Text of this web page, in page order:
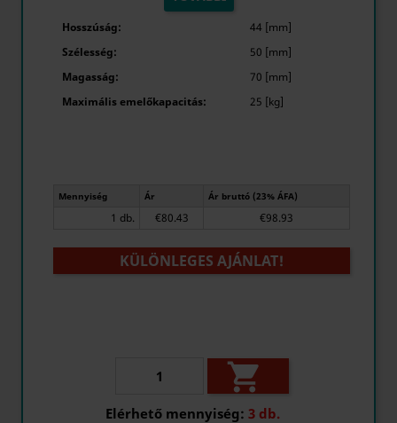
Hosszúság:
44 [mm]
Szélesség:
50 [mm]
Magasság:
70 [mm]
Maximális emelőkapacitás:
25 [kg]
Mennyiség Ár Ár bruttó (23% ÁFA)
1 db. €80.43 €98.93
KÜLÖNLEGES AJÁNLAT!

Elérhető mennyiség: 3 db.